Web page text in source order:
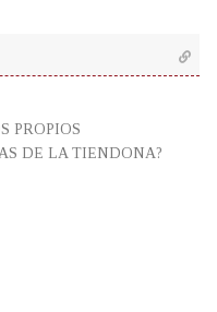
PROPIOS
DE LA TIENDONA?